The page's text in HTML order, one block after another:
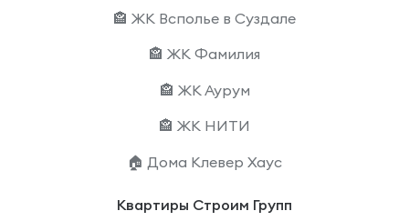
🏤 ЖК Всполье в Суздале
🏤 ЖК Фамилия
🏤 ЖК Аурум
🏤 ЖК НИТИ
🏠 Дома Клевер Хаус
Квартиры Строим Групп